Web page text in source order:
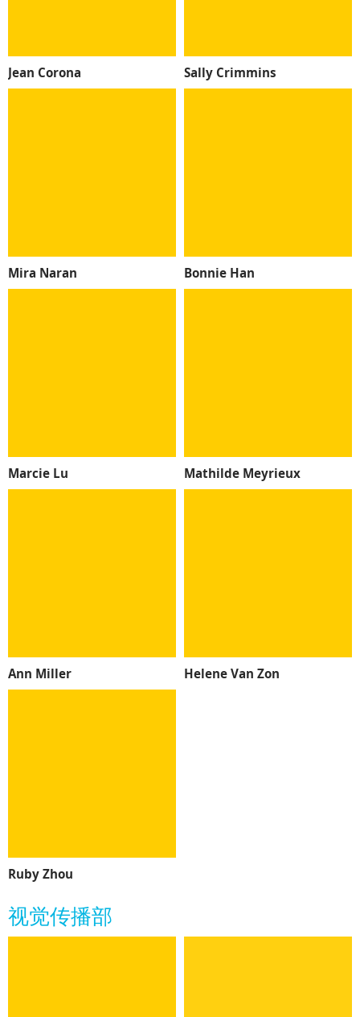
Jean Corona Sally Crimmins
Mira Naran Bonnie Han
Marcie Lu Mathilde Meyrieux
Ann Miller Helene Van Zon
Ruby Zhou
视觉传播部